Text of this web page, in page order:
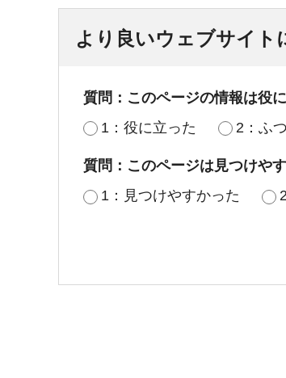
より良いウェブサイ
質問：このページの情報は役
1：役に立った
2：ふ
質問：このページは見つけや
1：見つけやすかった